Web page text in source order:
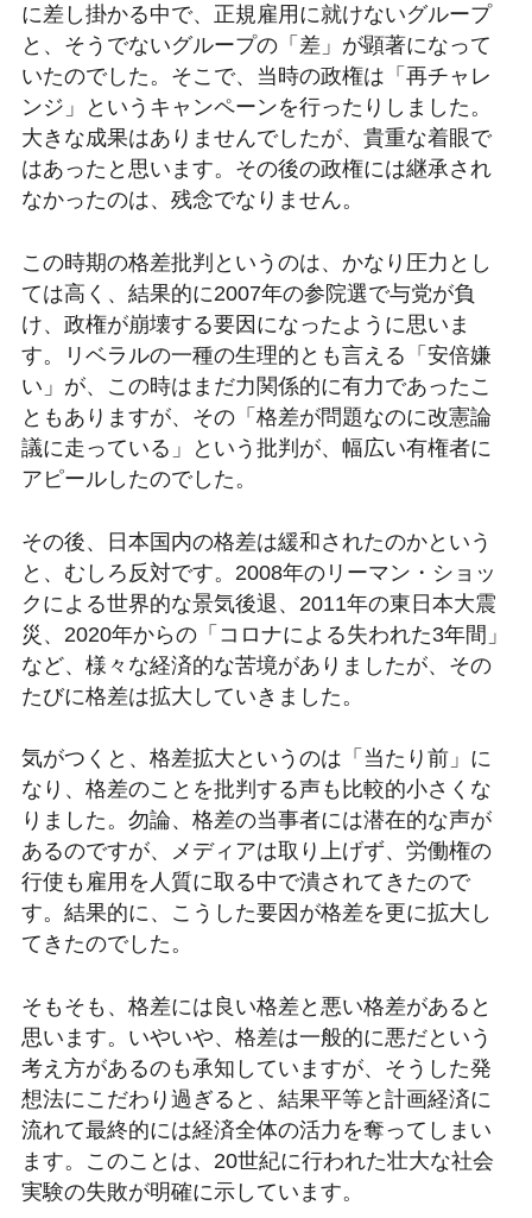
に差し掛かる中で、正規雇用に就けないグループ
と、そうでないグループの「差」が顕著になって
いたのでした。そこで、当時の政権は「再チャレ
ンジ」というキャンペーンを行ったりしました。
大きな成果はありませんでしたが、貴重な着眼で
はあったと思います。その後の政権には継承され
なかったのは、残念でなりません。
この時期の格差批判というのは、かなり圧力とし
ては高く、結果的に2007年の参院選で与党が負
け、政権が崩壊する要因になったように思いま
す。リベラルの一種の生理的とも言える「安倍嫌
い」が、この時はまだ力関係的に有力であったこ
ともありますが、その「格差が問題なのに改憲論
議に走っている」という批判が、幅広い有権者に
アピールしたのでした。
その後、日本国内の格差は緩和されたのかという
と、むしろ反対です。2008年のリーマン・ショッ
クによる世界的な景気後退、2011年の東日本大震
災、2020年からの「コロナによる失われた3年間」
など、様々な経済的な苦境がありましたが、その
たびに格差は拡大していきました。
気がつくと、格差拡大というのは「当たり前」に
なり、格差のことを批判する声も比較的小さくな
りました。勿論、格差の当事者には潜在的な声が
あるのですが、メディアは取り上げず、労働権の
行使も雇用を人質に取る中で潰されてきたので
す。結果的に、こうした要因が格差を更に拡大し
てきたのでした。
そもそも、格差には良い格差と悪い格差があると
思います。いやいや、格差は一般的に悪だという
考え方があるのも承知していますが、そうした発
想法にこだわり過ぎると、結果平等と計画経済に
流れて最終的には経済全体の活力を奪ってしまい
ます。このことは、20世紀に行われた壮大な社会
実験の失敗が明確に示しています。